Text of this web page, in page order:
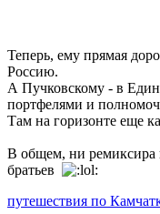
Теперь, ему прямая
Россию.
А Пучковскому - в
портфелями и
Там на горизонте еще
В общем, ни ремиксира
братьев
путешествия по